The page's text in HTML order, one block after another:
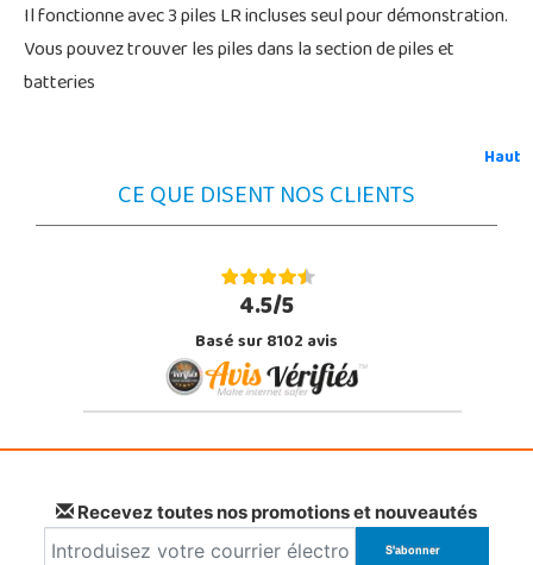
Il fonctionne avec 3 piles LR incluses seul pour démonstration.
Vous pouvez trouver les piles dans la section de piles et
batteries
Haut
CE QUE DISENT NOS CLIENTS
4.5/5
Basé sur 8102 avis
Recevez toutes nos promotions et nouveautés